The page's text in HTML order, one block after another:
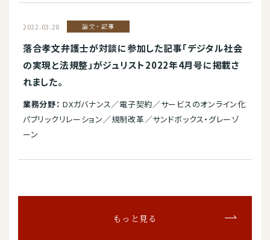
2022.03.28 論文・記事
落合孝文弁護士が対談に参加した記事「デジタル社会
の実現と法規整」がジュリスト2022年4月号に掲載さ
れました。
業務分野： DXガバナンス／電子契約／サービスのオンライン化
パブリックリレーション／規制改革／サンドボックス・グレーゾ
ーン
もっと見る